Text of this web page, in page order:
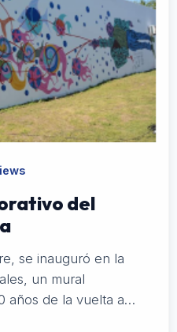
del
se inauguró en la
un mural
años de la vuelta al